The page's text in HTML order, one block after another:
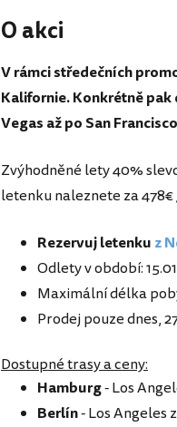
O akci
V rámci středečních
Kalifornie. Konkrétně pak
Vegas až po San
Zvýhodněné lety 40%
letenku naleznete za 478€
Rezervuj letenku z
Odlety v období:
Maximální délka
Prodej pouze dnes,
Dostupné trasy a ceny:
Hamburg- Los
Berlín- Los Angeles